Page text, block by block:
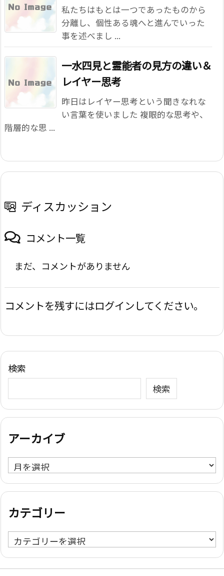
私たちはもとは一つであったものから
分離し、個性ある魂へと進んでいった
事を述べまし ...
一水四見と霊能者の見方の違い＆
レイヤー思考
昨日はレイヤー思考という聞きなれな
い言葉を使いました 複眼的な思考や、
階層的な思 ...
ディスカッション
コメント一覧
まだ、コメントがありません
コメントを残すにはログインしてください。
検索
検索
アーカイブ
ア
ー
カ
ブ
カテゴリー
カ
テ